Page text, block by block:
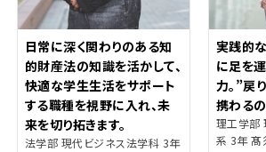
日常に深く関わりのある知
的財産法の知識を活かして、
快適な学生生活をサポート
する職種を視野に入れ、未
来を切り拓きます。
法学部 現代ビジネス法学科 3年
実践的
に足を
力。”戻
携わるの
理工学部
系 3年 髙